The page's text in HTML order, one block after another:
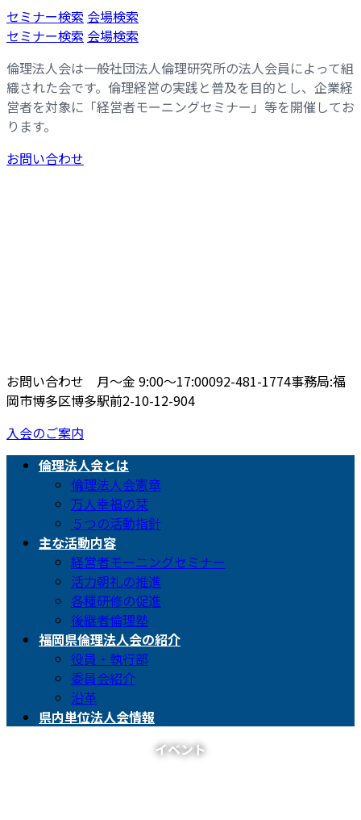
コ
ン
ン
ツ
へ
ス
キ
ッ
ナ
ビ
ー
シ
ョ
ン
に
移
セミナー検索 会場検索
セミナー検索 会場検索
倫理法人会は一般社団法人倫理研究所の法人会員によって組
織された会です。倫理経営の実践と普及を目的とし、企業経
営者を対象に「経営者モーニングセミナー」等を開催してお
ります。
お問い合わせ
お問い合わせ 月〜金 9:00〜17:00092-481-1774事務局:福
岡市博多区博多駅前2-10-12-904
入会のご案内
倫理法人会とは
倫理法人会憲章
万人幸福の栞
５つの活動指針
主な活動内容
経営者モーニングセミナー
活力朝礼の推進
各種研修の促進
後継者倫理塾
福岡県倫理法人会の紹介
役員・執行部
委員会紹介
沿革
県内単位法人会情報
イベント